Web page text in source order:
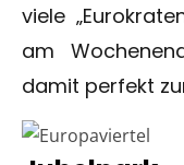
viele
am
damit perfekt